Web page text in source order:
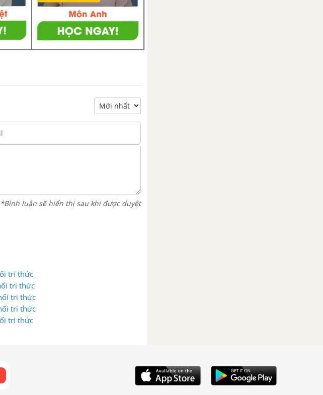
*Bình luận sẽ hiển thị sau khi được duyệt
tri thức
tri thức
tri thức
tri thức
tri thức